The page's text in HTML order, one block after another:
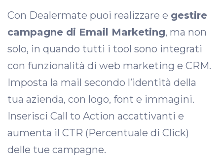
Con Dealermate puoi realizzare e gestire
campagne di Email Marketing, ma non
solo, in quando tutti i tool sono integrati
con funzionalità di web marketing e CRM.
Imposta la mail secondo l’identità della
tua azienda, con logo, font e immagini.
Inserisci Call to Action accattivanti e
aumenta il CTR (Percentuale di Click)
delle tue campagne.